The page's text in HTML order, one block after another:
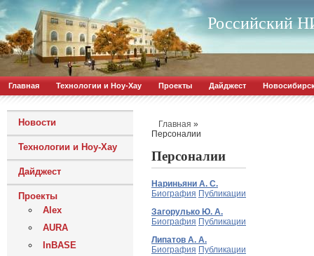
Российский
Главная Технологии и Ноу-Хау Проекты Дайджест
Новости
Технологии и Ноу-Хау
Дайджест
Проекты
Alex
AURA
InBASE
Главная »
Персоналии
Персоналии
Нариньяни А. С.
Биография Публикации
Загорулько Ю. А.
Биография Публикации
Липатов А. А.
Биография Публикации